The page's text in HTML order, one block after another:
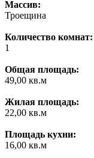
Массив:
Троещина
Количество комнат:
1
Общая площадь:
49,00 кв.м
Жилая площадь:
22,00 кв.м
Площадь кухни:
16,00 кв.м